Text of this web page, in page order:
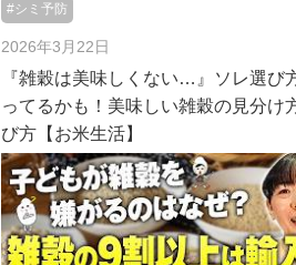
#シミ予防
2026年3月22日
『雑穀は美味しくない…』ソレ選び
ってるかも！美味しい雑穀の見分け
び方【お米生活】